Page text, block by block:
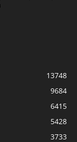
13748
9684
6415
5428
3733